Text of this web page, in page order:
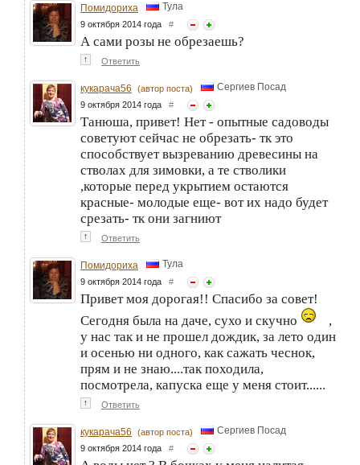
Помидориха Тула
9 октября 2014 года #
А сами розы не обрезаешь?
↑ Ответить
кукарача56 (автор поста) Сергиев Посад
9 октября 2014 года #
Танюша, привет! Нет - опытные садоводы
советуют сейчас не обрезать- тк это
способствует вызреванию древесины на
стволах для зимовки, а те стволики
,которые перед укрытием остаются
красные- молодые еще- вот их надо будет
срезать- тк они загниют
↑ Ответить
Помидориха Тула
9 октября 2014 года #
Привет моя дорогая!! Спасибо за совет!
Сегодня была на даче, сухо и скучно
,
у нас так и не прошел дождик, за лето один
и осенью ни одного, как сажать чеснок,
прям и не знаю....так походила,
посмотрела, капуска еще у меня стоит......
↑ Ответить
кукарача56 (автор поста) Сергиев Посад
9 октября 2014 года #